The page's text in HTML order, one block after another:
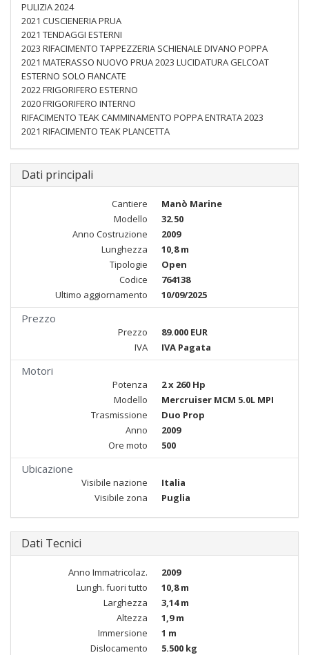
PULIZIA 2024
2021 CUSCIENERIA PRUA
2021 TENDAGGI ESTERNI
2023 RIFACIMENTO TAPPEZZERIA SCHIENALE DIVANO POPPA
2021 MATERASSO NUOVO PRUA 2023 LUCIDATURA GELCOAT
ESTERNO SOLO FIANCATE
2022 FRIGORIFERO ESTERNO
2020 FRIGORIFERO INTERNO
RIFACIMENTO TEAK CAMMINAMENTO POPPA ENTRATA 2023
2021 RIFACIMENTO TEAK PLANCETTA
Dati principali
Cantiere
Manò Marine
Modello
32.50
Anno Costruzione
2009
Lunghezza
10,8 m
Tipologie
Open
Codice
764138
Ultimo aggiornamento
10/09/2025
Prezzo
Prezzo
89.000 EUR
IVA
IVA Pagata
Motori
Potenza
2 x 260 Hp
Modello
Mercruiser MCM 5.0L MPI
Trasmissione
Duo Prop
Anno
2009
Ore moto
500
Ubicazione
Visibile nazione
Italia
Visibile zona
Puglia
Dati Tecnici
Anno Immatricolaz.
2009
Lungh. fuori tutto
10,8 m
Larghezza
3,14 m
Altezza
1,9 m
Immersione
1 m
Dislocamento
5.500 kg